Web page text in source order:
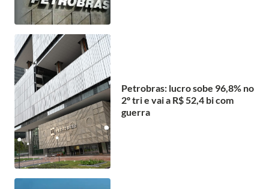
Petrobras: lucro sobe 96,8% no
2º tri e vai a R$ 52,4 bi com
guerra